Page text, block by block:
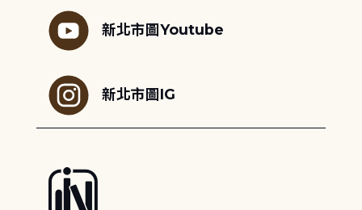
新北市圖Youtube
新北市圖IG